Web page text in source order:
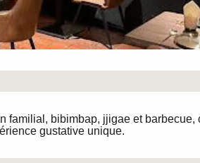
familial, bibimbap, jjigae et
gustative unique.